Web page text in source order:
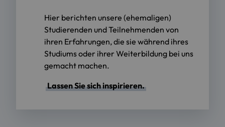
Hier berichten unsere (ehemaligen)
Studierenden und Teilnehmenden von
ihren Erfahrungen, die sie während ihres
Studiums oder ihrer Weiterbildung bei uns
gemacht machen.
Lassen Sie sich inspirieren.